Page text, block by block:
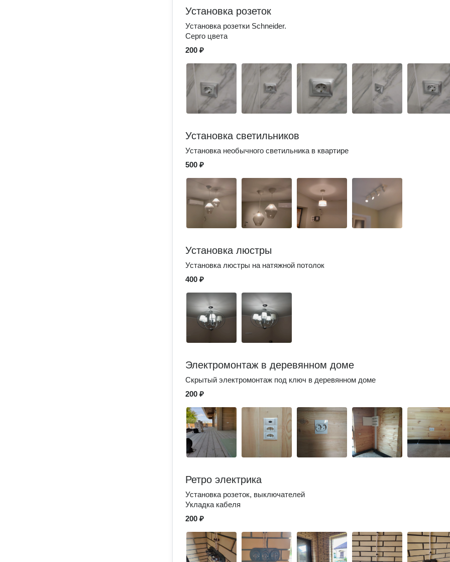
Установка розеток
Установка розетки Schneider.
Серго цвета
200 ₽
Установка светильников
Установка необычного светильника в квартире
500 ₽
Установка люстры
Установка люстры на натяжной потолок
400 ₽
Электромонтаж в деревянном доме
Скрытый электромонтаж под ключ в деревянном доме
200 ₽
Ретро электрика
Установка розеток, выключателей
Укладка кабеля
200 ₽